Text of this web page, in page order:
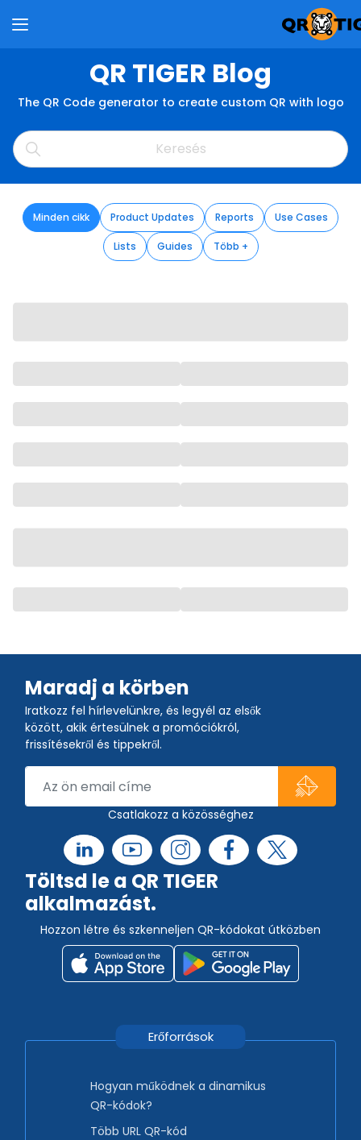
QR TIGER Blog
The QR Code generator to create custom QR with logo
Minden cikk Product Updates Reports Use Cases
Lists Guides Több +
Maradj a körben
Iratkozz fel hírlevelünkre, és legyél az elsők
között, akik értesülnek a promóciókról,
frissítésekről és tippekről.
Csatlakozz a közösséghez
Töltsd le a QR TIGER
alkalmazást.
Hozzon létre és szkenneljen QR-kódokat útközben
Erőforrások
Hogyan működnek a dinamikus
QR-kódok?
Több URL QR-kód